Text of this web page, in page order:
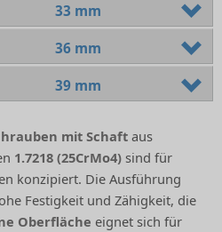
33 mm
36 mm
39 mm
mit Schaft aus
1.7218 (25CrMo4) sind für
konzipiert. Die Ausführung
Festigkeit und Zähigkeit, die
Oberfläche eignet sich für